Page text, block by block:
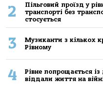
2
Пільговий проїзд у
транспорті без
стосується
3
Музиканти з кількох
Рівному
4
Рівне попрощається
віддали життя на